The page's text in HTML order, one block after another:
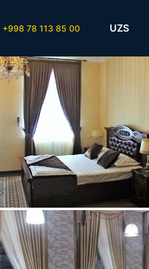
+998 78 113 85 00 UZS